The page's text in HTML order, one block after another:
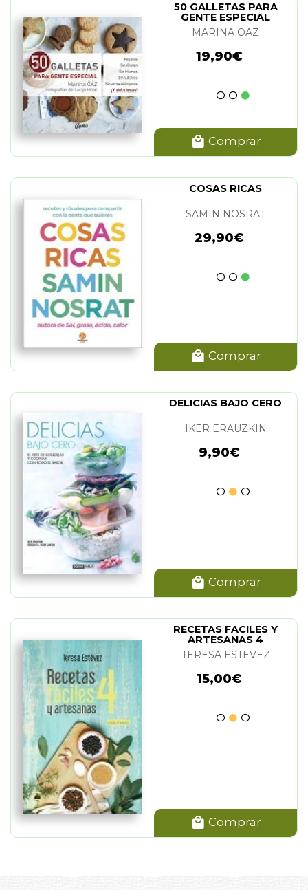
50 GALLETAS PARA
GENTE ESPECIAL
MARINA OAZ
19,90€
Comprar
COSAS RICAS
SAMIN NOSRAT
29,90€
Comprar
DELICIAS BAJO CERO
IKER ERAUZKIN
9,90€
Comprar
RECETAS FACILES Y
ARTESANAS 4
TERESA ESTEVEZ
15,00€
Comprar